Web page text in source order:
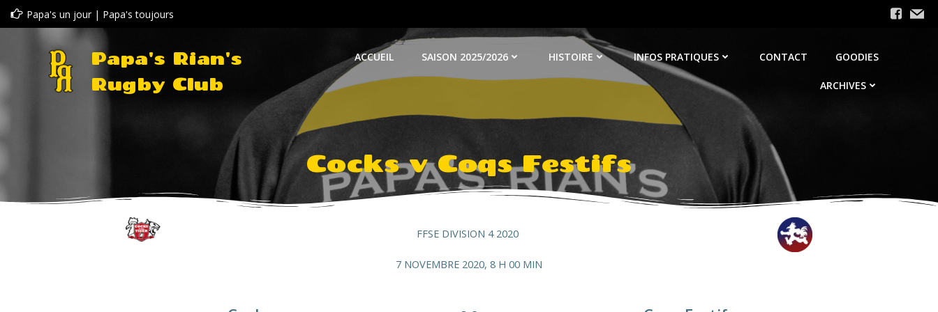
Aller
au
Papa's un jour | Papa's toujours
Papa's Rian's
Rugby Club
ACCUEIL SAISON 2025/2026 HISTOIRE INFOS PRATIQUES CONTACT GOODIES
ARCHIVES
Cocks v Coqs Festifs
FFSE DIVISION 4 2020
7 NOVEMBRE 2020, 8 H 00 MIN